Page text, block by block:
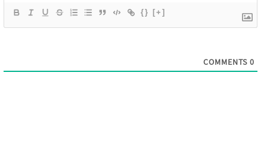
{} [+]
0